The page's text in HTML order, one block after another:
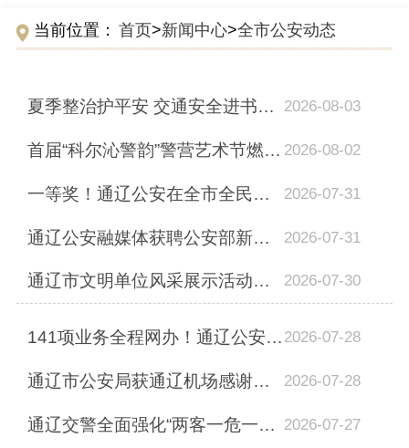
当前位置： 首页>新闻中心>全市公安动态
夏季整治护平安 交通安全进书香｜通辽交警走进图书馆开展暑期交通安全宣讲 2026-08-03
首届“科尔沁警韵”警营艺术节燃情开演！ 2026-08-02
一等奖！通辽公安在全市全民阅读大赛中斩获佳绩 2026-07-31
通辽公安融媒体获聘公安部新闻传媒中心“特约创作团队” 2026-07-31
通辽市文明单位风采展示活动在通辽市公安局举办 2026-07-30
141项业务全程网办！通辽公安解锁一站式线上政务服务新体验 2026-07-28
通辽市公安局获通辽机场感谢锦旗 2026-07-28
通辽交警全面强化“两客一危一重”重点车辆隐患整治 2026-07-27